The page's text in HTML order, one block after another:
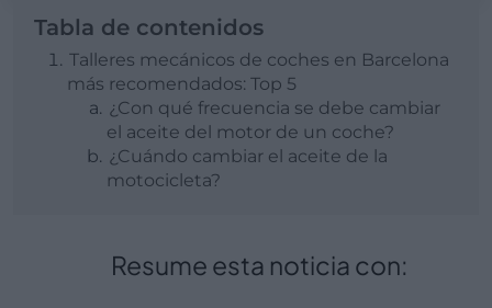
Tabla de contenidos
Talleres mecánicos de coches en Barcelona
más recomendados: Top 5
¿Con qué frecuencia se debe cambiar
el aceite del motor de un coche?
¿Cuándo cambiar el aceite de la
motocicleta?
Resume esta noticia con: